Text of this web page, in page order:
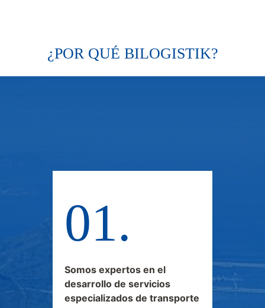
¿POR QUÉ BILOGISTIK?
Somos expertos en el
desarrollo de servicios
especializados de transporte